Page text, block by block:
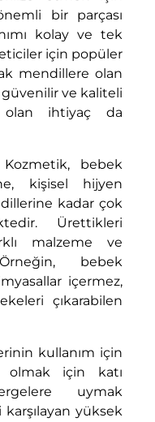
bir parçası
kolay ve tek
için popüler
mendillere olan
ve kaliteli
olan ihtiyaç da
bebek
kişisel hijyen
kadar çok
Ürettikleri
malzeme ve
bebek
içermez,
çıkarabilen
kullanım için
olmak için katı
uymak
karşılayan yüksek